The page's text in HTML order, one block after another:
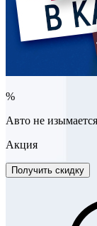
%
Авто не
Акция
Получить скидку